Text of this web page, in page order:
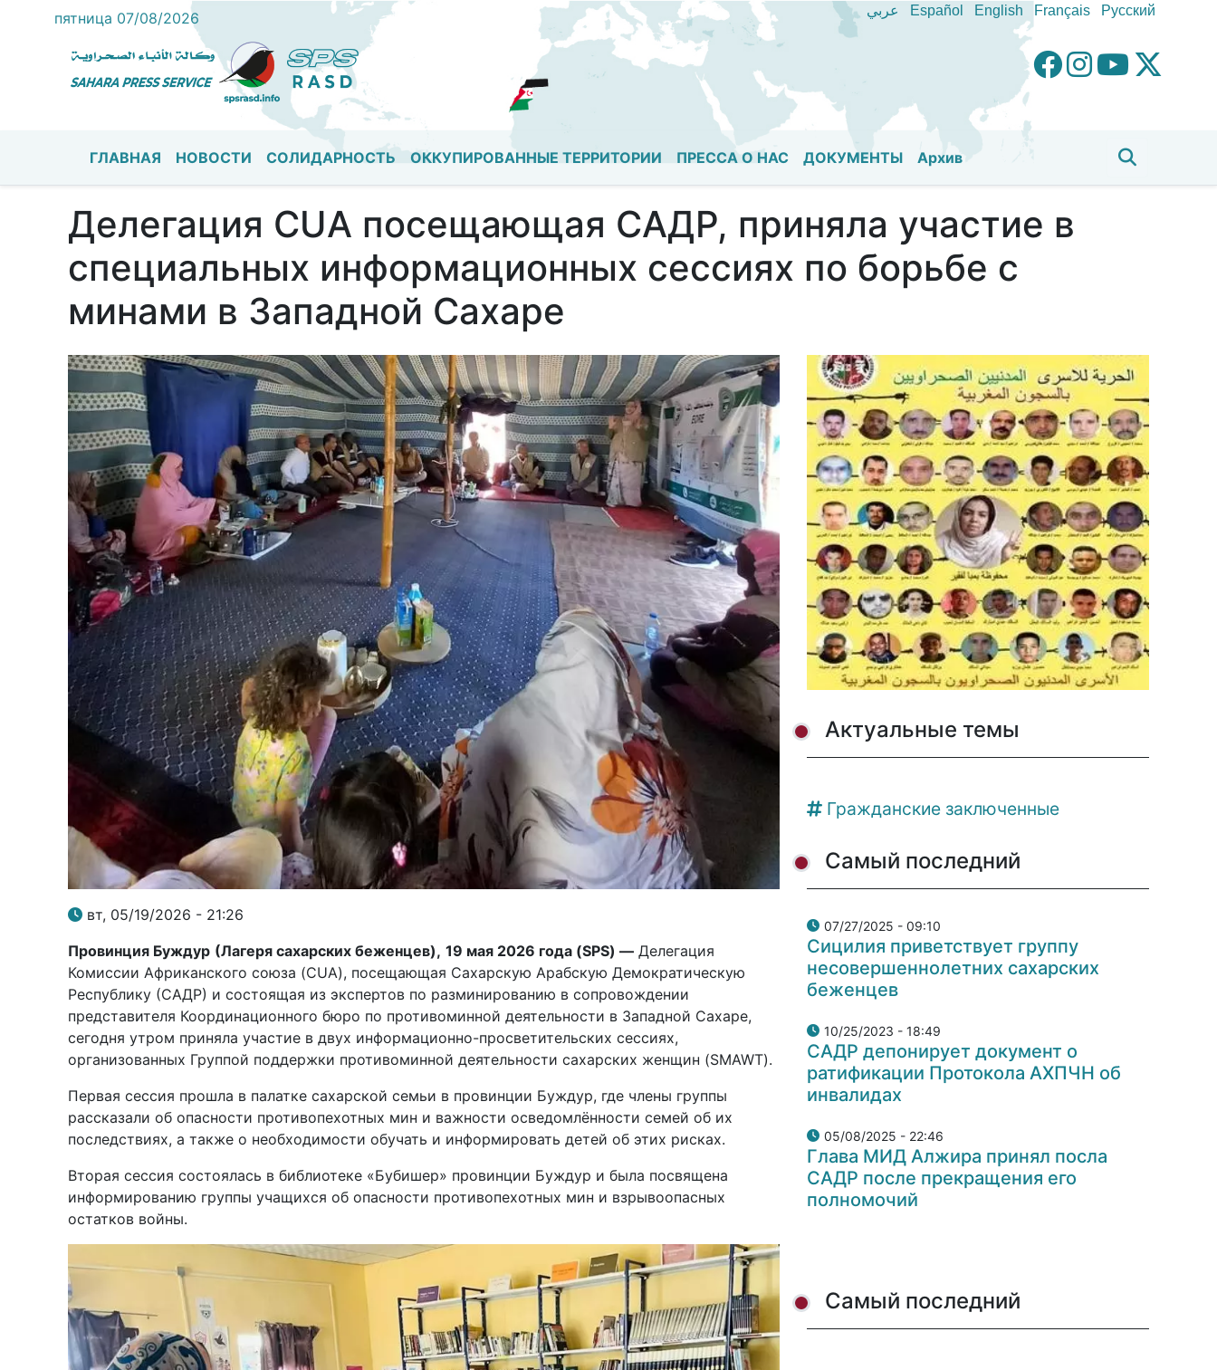
Перейти
к
основному
содержанию
пятница 07/08/2026 عربي Español English Français Pусский
ГЛАВНАЯ НОВОСТИ СОЛИДАРНОСТЬ ОККУПИРОВАННЫЕ ТЕРРИТОРИИ ПРЕССА О НАС ДОКУМЕНТЫ Aрхив
Делегация CUA посещающая САДР, приняла участие в
специальных информационных сессиях по борьбе с
минами в Западной Сахаре
вт, 05/19/2026 - 21:26
Провинция Буждур (Лагеря сахарских беженцев), 19 мая 2026 года (SPS) — Делегация
Комиссии Африканского союза (CUA), посещающая Сахарскую Арабскую Демократическую
Республику (САДР) и состоящая из экспертов по разминированию в сопровождении
представителя Координационного бюро по противоминной деятельности в Западной Сахаре,
сегодня утром приняла участие в двух информационно-просветительских сессиях,
организованных Группой поддержки противоминной деятельности сахарских женщин (SMAWT).
Первая сессия прошла в палатке сахарской семьи в провинции Буждур, где члены группы
рассказали об опасности противопехотных мин и важности осведомлённости семей об их
последствиях, а также о необходимости обучать и информировать детей об этих рисках.
Вторая сессия состоялась в библиотеке «Бубишер» провинции Буждур и была посвящена
информированию группы учащихся об опасности противопехотных мин и взрывоопасных
остатков войны.
Актуальные темы
Гражданские заключенные
Самый последний
07/27/2025 - 09:10
Сицилия приветствует группу
несовершеннолетних сахарских
беженцев
10/25/2023 - 18:49
САДР депонирует документ о
ратификации Протокола АХПЧН об
инвалидах
05/08/2025 - 22:46
Глава МИД Алжира принял посла
САДР после прекращения его
полномочий
Самый последний